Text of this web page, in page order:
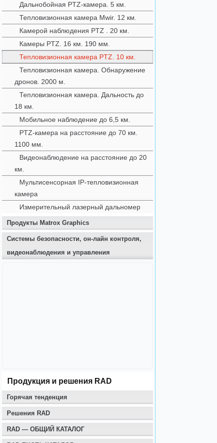
Дальнобойная PTZ-камера. 5 км.
Тепловизионная камера Mwir. 12 км.
Камерой наблюдения PTZ . 20 км.
Камеры PTZ. 16 км. 190 мм.
Тепловизионная камера PTZ. 10 км.
Тепловизионная камера. Обнаружение
дронов. 2000 м.
Тепловизионная камера. Дальность до
18 км.
Мобильное наблюдение до 6,5 км.
PTZ-камера на расстояние до 70 км.
1100 мм.
Видеонаблюдение на расстояние до 20
км.
Мультисенсорная IP-тепловизионная
камера
Измерительный лазерный дальномер
Продукты Matrox Graphics
Системы безопасности, он-лайн контроля,
видеонаблюдения и управления
Продукция и решения RAD
Горячая тенденция
Решения RAD
RAD — ОБЩИЙ КАТАЛОГ